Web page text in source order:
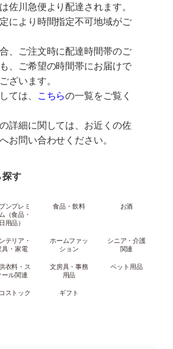
佐川急便より配達されます。
により時間指定不可地域がご
、ご注文時に配達時間帯のご
、ご希望の時間帯にお届けで
ざいます。
ては、
こちらの一覧をご覧く
詳細に関しては、お近くの佐
お問い合わせください。
す
ンプレミ
（食品・
日用品）
食品・飲料 お酒
テリア・
具・家電
ホームファッ
ション
シニア・介護
関連
衣料・ス
ール関連
文房具・事務
用品
ペット用品
ストック ギフト